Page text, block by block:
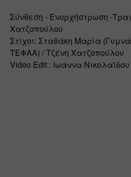
Σύνθεση - Ενορχήστρωση -
Χατζοπούλου
Στίχοι: Σταθάκη Μαρία
ΤΕΦΑΑ) / Τζένη Χατζοπούλου
Video Edit : Ιωάννα Νικολαϊδου